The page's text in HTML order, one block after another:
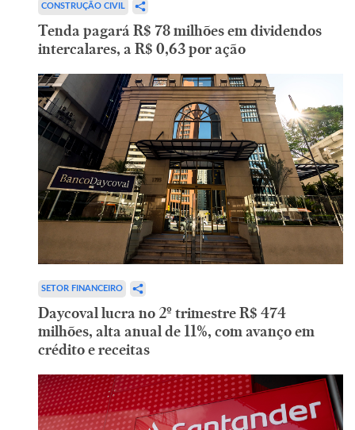
CONSTRUÇÃO CIVIL
Tenda pagará R$ 78 milhões em dividendos
intercalares, a R$ 0,63 por ação
SETOR FINANCEIRO
Daycoval lucra no 2º trimestre R$ 474
milhões, alta anual de 11%, com avanço em
crédito e receitas